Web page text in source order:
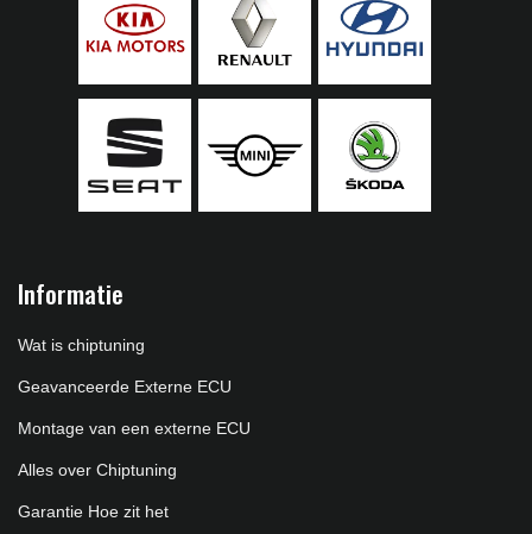
Informatie
Wat is chiptuning
Geavanceerde Externe ECU
Montage van een externe ECU
Alles over Chiptuning
Garantie Hoe zit het